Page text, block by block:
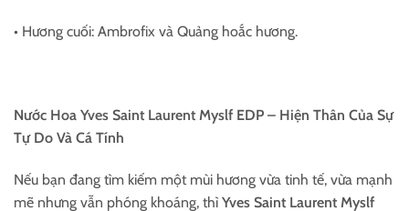
• Hương cuối: Ambrofix và Quảng hoắc hương.
Nước Hoa Yves Saint Laurent Myslf EDP – Hiện Thân Của Sự
Tự Do Và Cá Tính
Nếu bạn đang tìm kiếm một mùi hương vừa tinh tế, vừa mạnh
mẽ nhưng vẫn phóng khoáng, thìYves Saint Laurent Myslf